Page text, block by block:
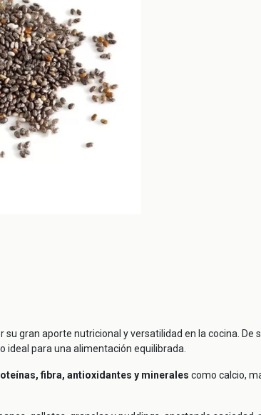
gran aporte nutricional y versatilidad en la cocina.
ideal para una alimentación equilibrada.
fibra, antioxidantes y minerales como calcio,